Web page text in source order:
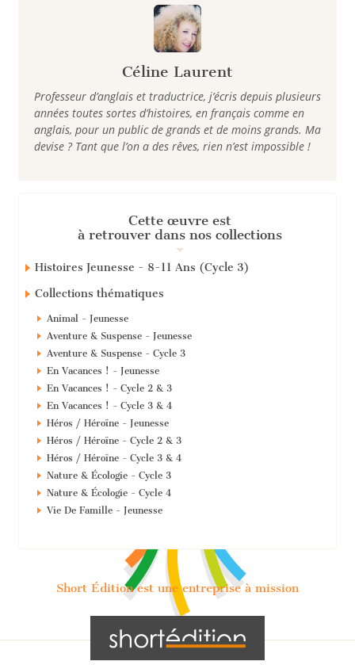
Céline Laurent
Professeur d’anglais et traductrice, j’écris depuis plusieurs
années toutes sortes d’histoires, en français comme en
anglais, pour un public de grands et de moins grands. Ma
devise ? Tant que l’on a des rêves, rien n’est impossible !
Cette œuvre est
à retrouver dans nos collections
Histoires Jeunesse - 8-11 Ans (Cycle 3)
Collections thématiques
Animal - Jeunesse
Aventure & Suspense - Jeunesse
Aventure & Suspense - Cycle 3
En Vacances ! - Jeunesse
En Vacances ! - Cycle 2 & 3
En Vacances ! - Cycle 3 & 4
Héros / Héroïne - Jeunesse
Héros / Héroïne - Cycle 2 & 3
Héros / Héroïne - Cycle 3 & 4
Nature & Écologie - Cycle 3
Nature & Écologie - Cycle 4
Vie De Famille - Jeunesse
Short Édition est une entreprise à mission